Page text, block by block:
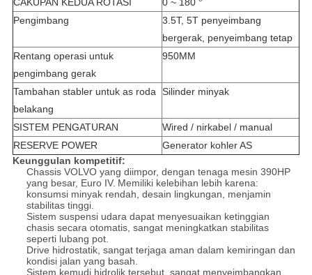
CAKUPAN KEDUA ROTASI
0 ~ 180 °
Pengimbang
3.5T, 5T penyeimbang
bergerak, penyeimbang tetap
Rentang operasi untuk
pengimbang gerak
950MM
Tambahan stabler untuk as roda
belakang
Silinder minyak
SISTEM PENGATURAN
Wired / nirkabel / manual
RESERVE POWER
Generator kohler AS
Keunggulan kompetitif:
Chassis VOLVO yang diimpor, dengan tenaga mesin 390HP
yang besar, Euro IV. Memiliki kelebihan lebih karena:
konsumsi minyak rendah, desain lingkungan, menjamin
stabilitas tinggi.
Sistem suspensi udara dapat menyesuaikan ketinggian
chasis secara otomatis, sangat meningkatkan stabilitas
seperti lubang pot.
Drive hidrostatik, sangat terjaga aman dalam kemiringan dan
kondisi jalan yang basah.
Sistem kemudi hidrolik tersebut, sangat menyeimbangkan